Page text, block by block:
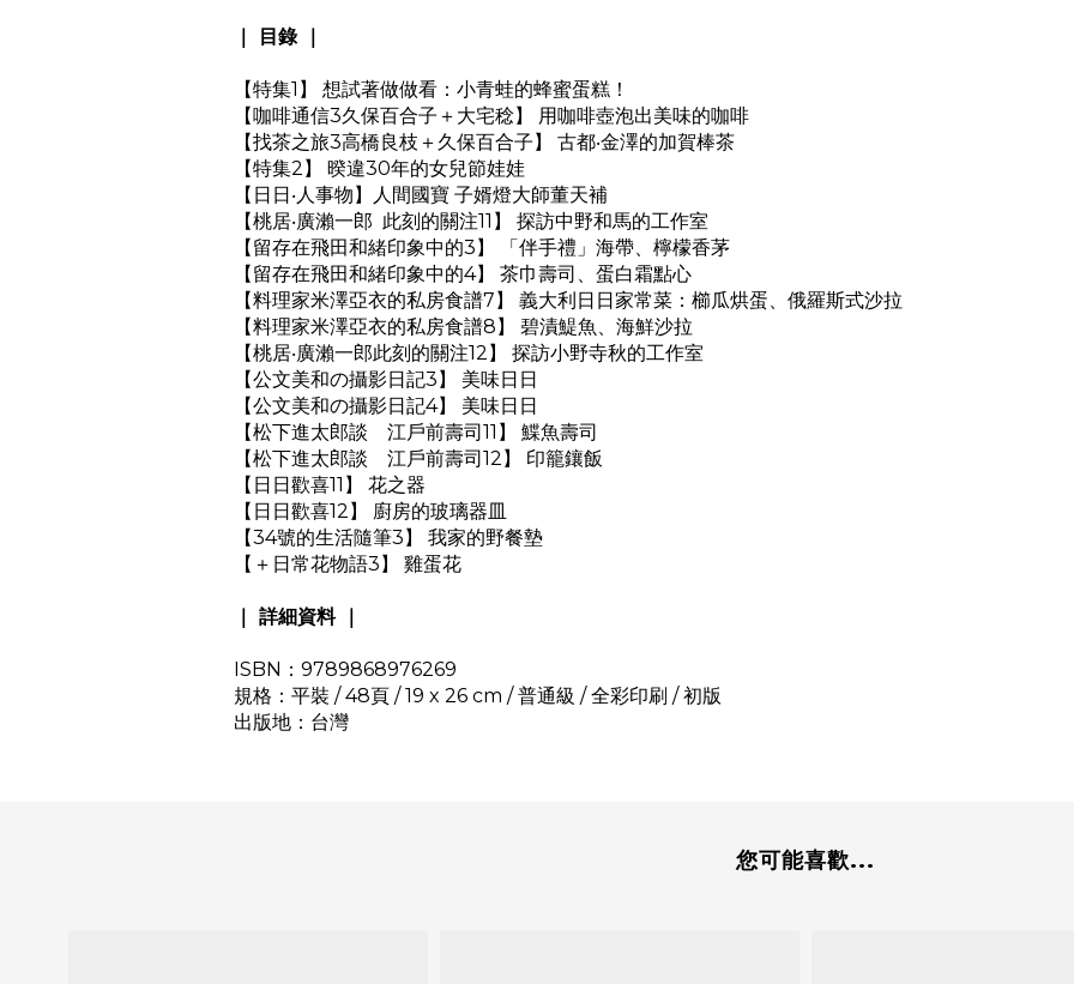
｜ 目錄 ｜
【特集1】 想試著做做看：小青蛙的蜂蜜蛋糕！
【咖啡通信3久保百合子＋大宅稔】 用咖啡壺泡出美味的咖啡
【找茶之旅3高橋良枝＋久保百合子】 古都‧金澤的加賀棒茶
【特集2】 暌違30年的女兒節娃娃
【日日‧人事物】人間國寶 子婿燈大師董天補
【桃居‧廣瀨一郎 此刻的關注11】 探訪中野和馬的工作室
【留存在飛田和緒印象中的3】 「伴手禮」海帶、檸檬香茅
【留存在飛田和緒印象中的4】 茶巾壽司、蛋白霜點心
【料理家米澤亞衣的私房食譜7】 義大利日日家常菜：櫛瓜烘蛋、俄羅斯式沙拉
【料理家米澤亞衣的私房食譜8】 碧漬鯷魚、海鮮沙拉
【桃居‧廣瀨一郎此刻的關注12】 探訪小野寺秋的工作室
【公文美和の攝影日記3】 美味日日
【公文美和の攝影日記4】 美味日日
【松下進太郎談 江戶前壽司11】 鰈魚壽司
【松下進太郎談 江戶前壽司12】 印籠鑲飯
【日日歡喜11】 花之器
【日日歡喜12】 廚房的玻璃器皿
【34號的生活隨筆3】 我家的野餐墊
【＋日常花物語3】 雞蛋花
｜ 詳細資料 ｜
ISBN：9789868976269
規格：平裝 / 48頁 / 19 x 26 cm / 普通級 / 全彩印刷 / 初版
出版地：台灣
您可能喜歡...